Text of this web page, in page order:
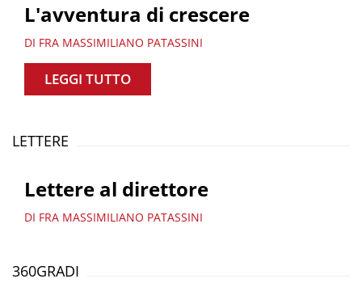
L'avventura di crescere
DI FRA MASSIMILIANO PATASSINI
LEGGI TUTTO
LETTERE
Lettere al direttore
DI FRA MASSIMILIANO PATASSINI
360GRADI